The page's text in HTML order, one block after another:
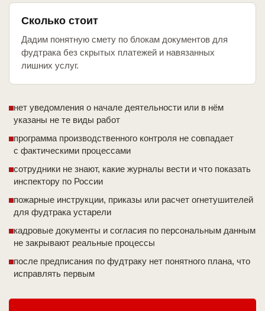
Сколько стоит
Дадим понятную смету по блокам документов для
фудтрака без скрытых платежей и навязанных
лишних услуг.
нет уведомления о начале деятельности или в нём
указаны не те виды работ
программа производственного контроля не совпадает
с фактическими процессами
сотрудники не знают, какие журналы вести и что показать
инспектору по России
пожарные инструкции, приказы или расчет огнетушителей
для фудтрака устарели
кадровые документы и согласия по персональным данным
не закрывают реальные процессы
после предписания по фудтраку нет понятного плана, что
исправлять первым